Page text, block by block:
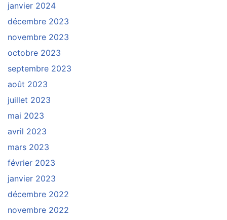
janvier 2024
décembre 2023
novembre 2023
octobre 2023
septembre 2023
août 2023
juillet 2023
mai 2023
avril 2023
mars 2023
février 2023
janvier 2023
décembre 2022
novembre 2022